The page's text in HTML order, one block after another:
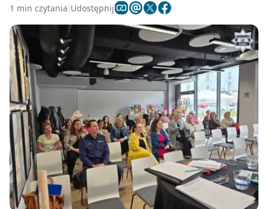
1 min czytania Udostępnij